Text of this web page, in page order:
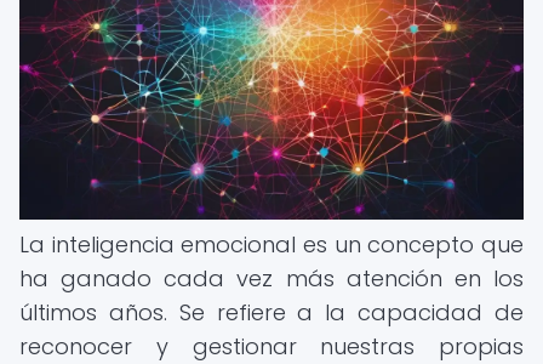
La inteligencia emocional es un concepto que
ha ganado cada vez más atención en los
últimos años. Se refiere a la capacidad de
reconocer y gestionar nuestras propias